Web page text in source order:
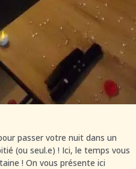
passer votre nuit dans un
(ou seul.e) ! Ici, le temps vous
! On vous présente ici